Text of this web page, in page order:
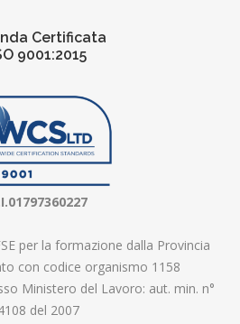
Certificata
9001:2015
per la formazione dalla Provincia
con codice organismo 1158
Ministero del Lavoro: aut. min. n°
del 2007